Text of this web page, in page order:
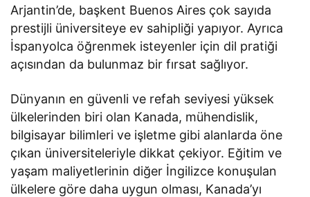
Arjantin’de, başkent Buenos Aires çok sayıda
prestijli üniversiteye ev sahipliği yapıyor. Ayrıca
İspanyolca öğrenmek isteyenler için dil pratiği
açısından da bulunmaz bir fırsat sağlıyor.
Dünyanın en güvenli ve refah seviyesi yüksek
ülkelerinden biri olan Kanada, mühendislik,
bilgisayar bilimleri ve işletme gibi alanlarda öne
çıkan üniversiteleriyle dikkat çekiyor. Eğitim ve
yaşam maliyetlerinin diğer İngilizce konuşulan
ülkelere göre daha uygun olması, Kanada’yı